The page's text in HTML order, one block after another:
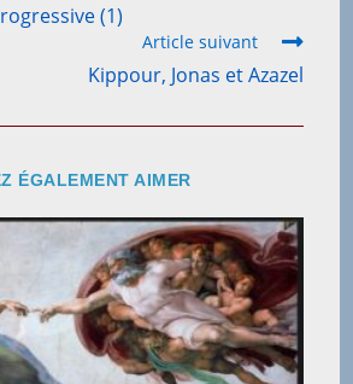
(1)
Article suivant
Kippour, Jonas et Azazel
ÉGALEMENT AIMER